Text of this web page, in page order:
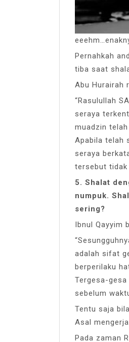
Pernahkah
tiba saat
Abu Hurairah
“Rasulullah
seraya
muadzin
Apabila telah
seraya
tersebut tidak
5. Shalat
numpuk.
sering?
Ibnul Qayyim
adalah sifat
berperilaku
Tergesa-
sebelum
Tentu saja
Asal
Pada zaman